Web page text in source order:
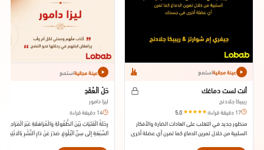
عينة مجانيةاستمع
أنت لست دماغك
ريبيكا جلادنج
17 دقيقة قراءة
·
5.0
منظور جديد في التغلب على العادات الضارة والأفكار
السلبية من خلال تمرين الدماغ كما تمرن أي عضلة أخرى
عينة مجانيةاستمع
حَلْ اَلْعُقَدِ
ليزا دامور
14 دقيقة قراءة
رِحْلَةُ اَلْفَتَيَاتِ بَيْنَ اَلطُّفُولَةِ وَالْمُرَاهَقَةِ عَبْرَ اَلْمَرَاحِلِ
اَلسَّبْعَةِ إِلَى سِنِّ اَلْبُلُوغِ. صَدَرَ عَنْ دَارِ اَلنَّشْرِ بَالَانْتِينْ